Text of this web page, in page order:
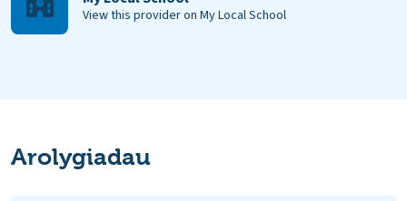
View this provider on My Local School
Arolygiadau